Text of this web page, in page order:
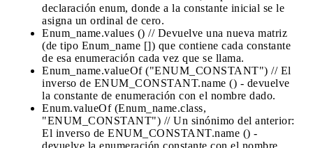
declaración enum, donde a la constante inicial se le
asigna un ordinal de cero.
Enum_name.values ​​() // Devuelve una nueva matriz
(de tipo Enum_name []) que contiene cada constante
de esa enumeración cada vez que se llama.
Enum_name.valueOf ("ENUM_CONSTANT") // El
inverso de ENUM_CONSTANT.name () - devuelve
la constante de enumeración con el nombre dado.
Enum.valueOf (Enum_name.class,
"ENUM_CONSTANT") // Un sinónimo del anterior:
El inverso de ENUM_CONSTANT.name () -
devuelve la enumeración constante con el nombre